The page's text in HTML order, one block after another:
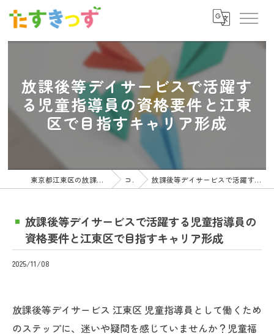
放課後等デイサービスで活躍す
る児童指導員の資格要件と江東
区で目指すキャリア形成
東京都江東区の放課後等デイサービスの求人ならたすきっず コラム 放課後等デイサービスで活躍する児童指導員の資格要件と江東区で目指すキャリア形成
放課後等デイサービスで活躍する児童指導員の
資格要件と江東区で目指すキャリア形成
2025/11/08
放課後等デイサービス 江東区 児童指導員として働くため
のステップに、迷いや疑問を感じていませんか？児童福